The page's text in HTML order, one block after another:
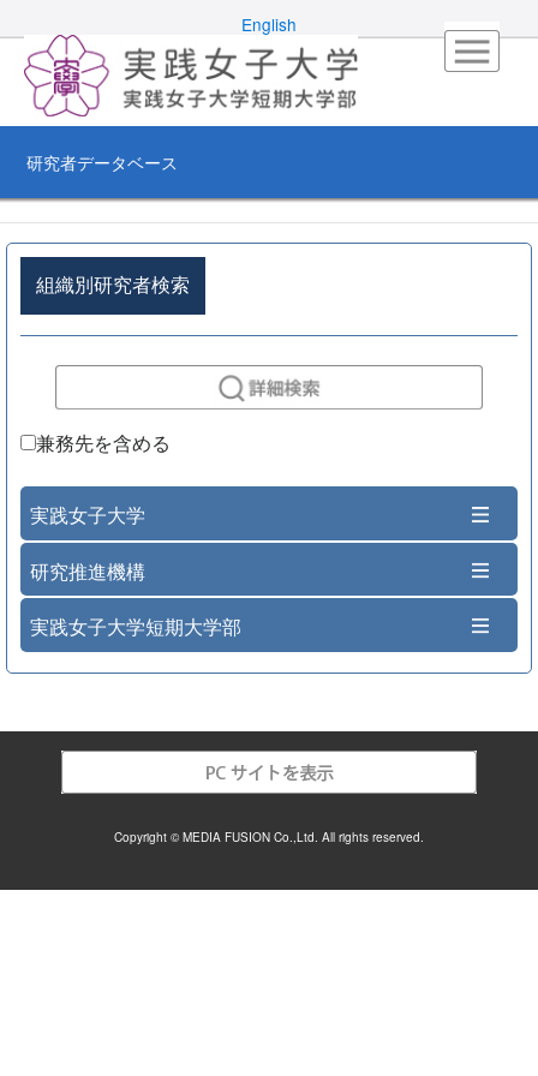
English
研究者データベース
組織別研究者検索
兼務先を含める
実践女子大学
研究推進機構
実践女子大学短期大学部
Copyright © MEDIA FUSION Co.,Ltd. All rights reserved.